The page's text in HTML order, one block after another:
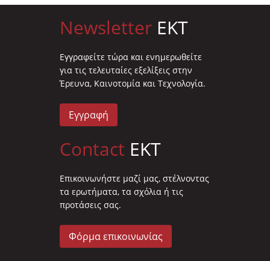
Newsletter EKT
Eγγραφείτε τώρα και ενημερωθείτε
για τις τελευταίες εξελίξεις στην
Έρευνα, Καινοτομία και Τεχνολογία.
Εγγραφή
Contact EKT
Επικοινωνήστε μαζί μας, στέλνοντας
τα ερωτήματα, τα σχόλια ή τις
προτάσεις σας.
Φόρμα επικοινωνίας